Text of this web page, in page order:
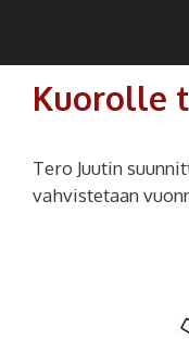
Kuorolle
Tero Juutin
vahvistetaan